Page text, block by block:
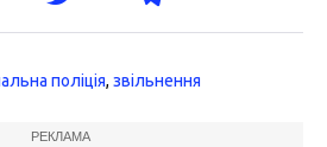
поліція, звільнення
РЕКЛАМА